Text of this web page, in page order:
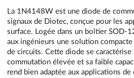
La 1N4148W est une diode de
signaux de Diotec, conçue pour les
surface. Logée dans un boîtier SOD-
aux ingénieurs une solution
de circuits. Cette diode se caractérise
commutation élevée et sa faible
rend bien adaptée aux applications